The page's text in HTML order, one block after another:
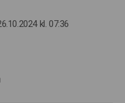
kl. 07:36